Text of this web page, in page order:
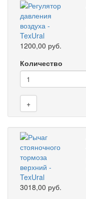
1200,00 руб.
Количество
+
3018,00 руб.